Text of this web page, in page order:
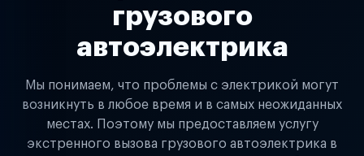
грузового
автоэлектрика
Мы понимаем, что проблемы с электрикой могут
возникнуть в любое время и в самых неожиданных
местах. Поэтому мы предоставляем услугу
экстренного вызова грузового автоэлектрика в